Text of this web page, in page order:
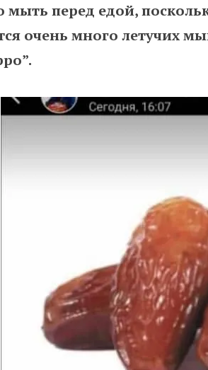
мыть перед едой,
очень много летучих